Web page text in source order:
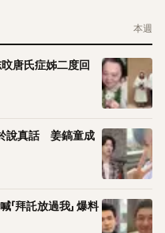
本週
旼唐氏症姊二度回
於說真話 姜鎬童成
拜託放過我」 爆料